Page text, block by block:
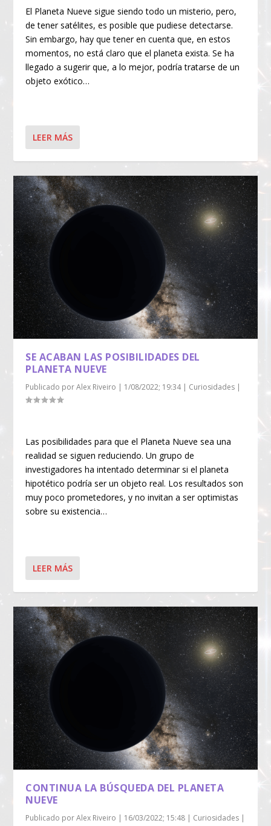
El Planeta Nueve sigue siendo todo un misterio, pero,
de tener satélites, es posible que pudiese detectarse.
Sin embargo, hay que tener en cuenta que, en estos
momentos, no está claro que el planeta exista. Se ha
llegado a sugerir que, a lo mejor, podría tratarse de un
objeto exótico…
LEER MÁS
SE ACABAN LAS POSIBILIDADES DEL
PLANETA NUEVE
Publicado porAlex Riveiro | 1/08/2022; 19:34| Curiosidades |
Las posibilidades para que el Planeta Nueve sea una
realidad se siguen reduciendo. Un grupo de
investigadores ha intentado determinar si el planeta
hipotético podría ser un objeto real. Los resultados son
muy poco prometedores, y no invitan a ser optimistas
sobre su existencia…
LEER MÁS
CONTINUA LA BÚSQUEDA DEL PLANETA
NUEVE
Publicado porAlex Riveiro | 16/03/2022; 15:48 | Curiosidades |